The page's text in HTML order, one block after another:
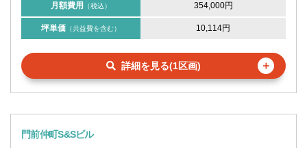
月額費用 （税込） 354,000円
坪単価 （共益費を含む） 10,114円
詳細を見る(1区画) ＋
門前仲町S&Sビル